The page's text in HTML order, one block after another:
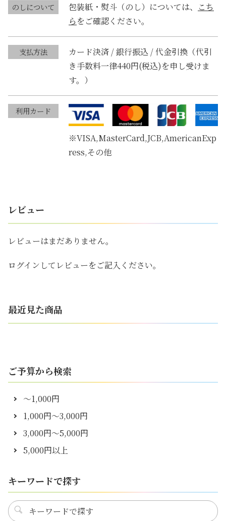
6
g
のしについて 包装紙・熨斗（のし）については、
こち
ら をご確認ください。
支払方法
カード決済 / 銀行振込 / 代金引換（代引
き手数料一律440円(税込)を申し受けま
す。）
利用カード
※VISA,MasterCard,JCB,AmericanExp
ress,その他
レビュー
レビューはまだありません。
ログインしてレビューをご記入ください。
最近見た商品
ご予算から検索
～1,000円
1,000円～3,000円
3,000円～5,000円
5,000円以上
キーワードで探す